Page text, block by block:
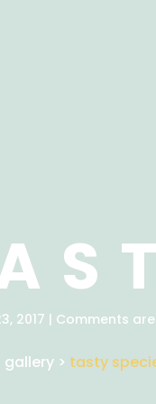
2017 | Comments
gallery > tasty